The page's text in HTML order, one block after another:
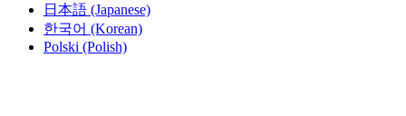
日本語 (Japanese)
한국어 (Korean)
Polski (Polish)